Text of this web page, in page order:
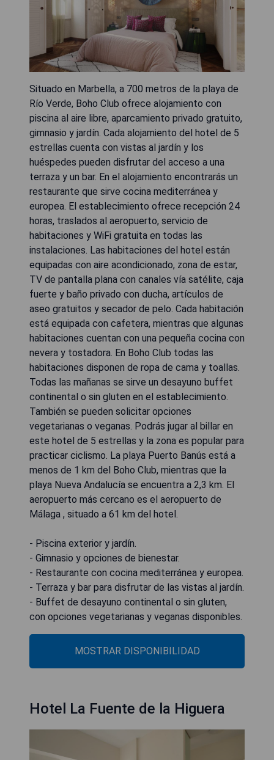
Situado en Marbella, a 700 metros de la playa de
Río Verde, Boho Club ofrece alojamiento con
piscina al aire libre, aparcamiento privado gratuito,
gimnasio y jardín. Cada alojamiento del hotel de 5
estrellas cuenta con vistas al jardín y los
huéspedes pueden disfrutar del acceso a una
terraza y un bar. En el alojamiento encontrarás un
restaurante que sirve cocina mediterránea y
europea. El establecimiento ofrece recepción 24
horas, traslados al aeropuerto, servicio de
habitaciones y WiFi gratuita en todas las
instalaciones. Las habitaciones del hotel están
equipadas con aire acondicionado, zona de estar,
TV de pantalla plana con canales vía satélite, caja
fuerte y baño privado con ducha, artículos de
aseo gratuitos y secador de pelo. Cada habitación
está equipada con cafetera, mientras que algunas
habitaciones cuentan con una pequeña cocina con
nevera y tostadora. En Boho Club todas las
habitaciones disponen de ropa de cama y toallas.
Todas las mañanas se sirve un desayuno buffet
continental o sin gluten en el establecimiento.
También se pueden solicitar opciones
vegetarianas o veganas. Podrás jugar al billar en
este hotel de 5 estrellas y la zona es popular para
practicar ciclismo. La playa Puerto Banús está a
menos de 1 km del Boho Club, mientras que la
playa Nueva Andalucía se encuentra a 2,3 km. El
aeropuerto más cercano es el aeropuerto de
Málaga , situado a 61 km del hotel.
- Piscina exterior y jardín.
- Gimnasio y opciones de bienestar.
- Restaurante con cocina mediterránea y europea.
- Terraza y bar para disfrutar de las vistas al jardín.
- Buffet de desayuno continental o sin gluten,
con opciones vegetarianas y veganas disponibles.
MOSTRAR DISPONIBILIDAD
Hotel La Fuente de la Higuera